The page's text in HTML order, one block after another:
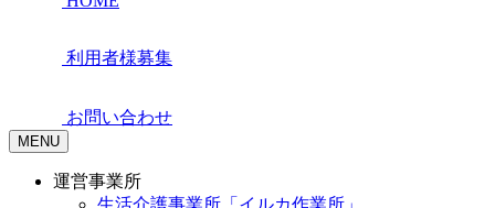
利用者様募集
お問い合わせ
MENU
運営事業所
生活介護事業所「イルカ作業所」